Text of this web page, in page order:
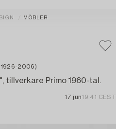
MÖBLER
1926-2006)
tillverkare Primo 1960-tal.
17 jun19:41 CEST